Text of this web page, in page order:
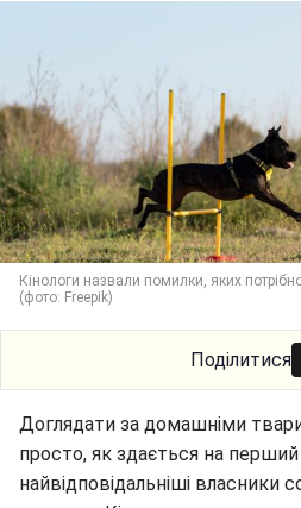
Кінологи назвали помилки, яких
(фото: Freepik)
Поділитися
Доглядати за домашніми
просто, як здається на
найвідповідальніші власники